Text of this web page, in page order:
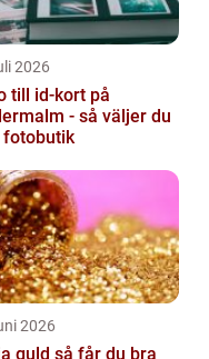
2026
till id-kort på
- så väljer du
fotobutik
2026
så får du bra